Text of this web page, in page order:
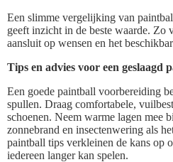
Een slimme vergelijking van
geeft inzicht in de beste waarde. Zo
aansluit op wensen en het
Tips en advies voor een geslaagd
Een goede paintball voorbereiding
spullen. Draag comfortabele,
schoenen. Neem warme lagen mee
zonnebrand en insectenwering als
paintball tips verkleinen de kans op
iedereen langer kan spelen.